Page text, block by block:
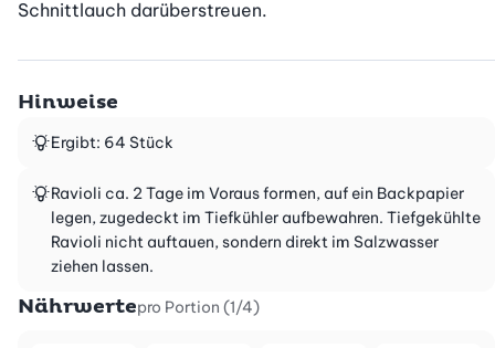
Schnittlauch darüberstreuen.
Hinweise
Ergibt: 64 Stück
Ravioli ca. 2 Tage im Voraus formen, auf ein Backpapier
legen, zugedeckt im Tiefkühler aufbewahren. Tiefgekühlte
Ravioli nicht auftauen, sondern direkt im Salzwasser
ziehen lassen.
Nährwertepro Portion (1/4)